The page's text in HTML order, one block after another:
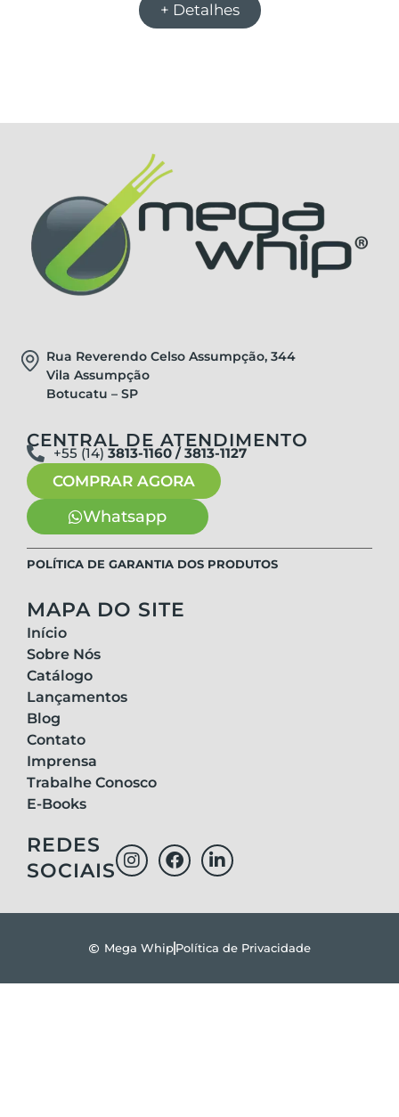
+ Detalhes
Rua Reverendo Celso Assumpção, 344
Vila Assumpção
Botucatu – SP
CENTRAL DE ATENDIMENTO
+55 (14) 3813-1160 / 3813-1127
COMPRAR AGORA
Whatsapp
POLÍTICA DE GARANTIA DOS PRODUTOS
MAPA DO SITE
Início
Sobre Nós
Catálogo
Lançamentos
Blog
Contato
Imprensa
Trabalhe Conosco
E-Books
REDES
SOCIAIS
Mega WhipPolítica de Privacidade